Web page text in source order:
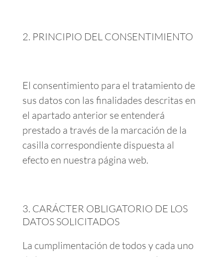
PRINCIPIO DEL CONSENTIMIENTO
El consentimiento para el tratamiento de
sus datos con las finalidades descritas en
el apartado anterior se entenderá
prestado a través de la marcación de la
casilla correspondiente dispuesta al
efecto en nuestra página web.
CARÁCTER OBLIGATORIO DE LOS
DATOS SOLICITADOS
La cumplimentación de todos y cada uno